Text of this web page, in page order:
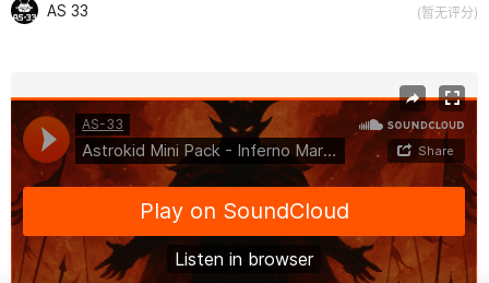
AS 33 (暂无评分)